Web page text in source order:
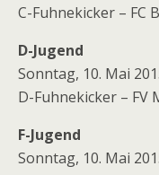
C-Fuhnekicker – FC
D-Jugend
Sonntag, 10. Mai
D-Fuhnekicker – FV
F-Jugend
Sonntag, 10. Mai